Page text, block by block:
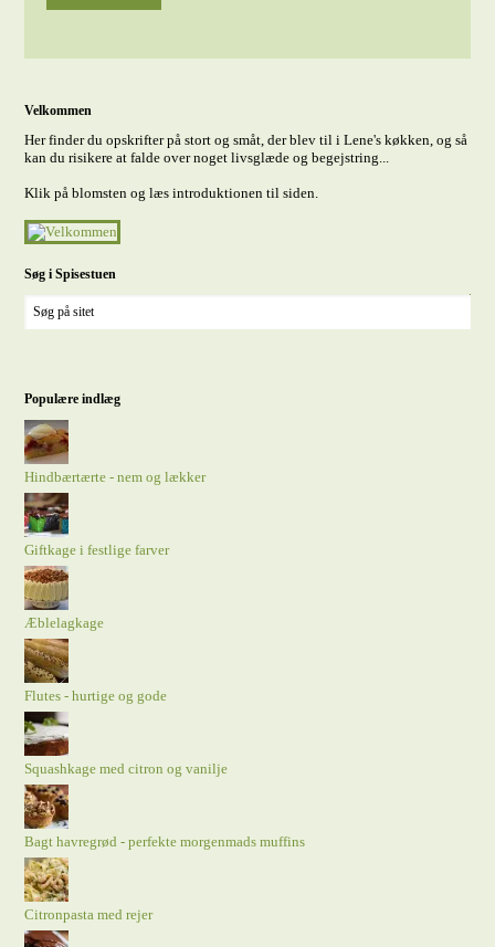
Velkommen
Her finder du opskrifter på stort og småt, der blev til i Lene's køkken, og så
kan du risikere at falde over noget livsglæde og begejstring...
Klik på blomsten og læs introduktionen til siden.
Søg i Spisestuen
Populære indlæg
Hindbærtærte - nem og lækker
Giftkage i festlige farver
Æblelagkage
Flutes - hurtige og gode
Squashkage med citron og vanilje
Bagt havregrød - perfekte morgenmads muffins
Citronpasta med rejer